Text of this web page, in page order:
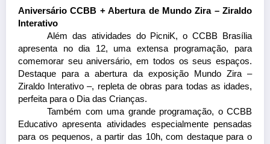
Aniversário CCBB + Abertura de Mundo Zira – Ziraldo
Interativo
Além das atividades do PicniK, o CCBB Brasília
apresenta no dia 12, uma extensa programação, para
comemorar seu aniversário, em todos os seus espaços.
Destaque para a abertura da exposição Mundo Zira –
Ziraldo Interativo –, repleta de obras para todas as idades,
perfeita para o Dia das Crianças.
Também com uma grande programação, o CCBB
Educativo apresenta atividades especialmente pensadas
para os pequenos, a partir das 10h, com destaque para o